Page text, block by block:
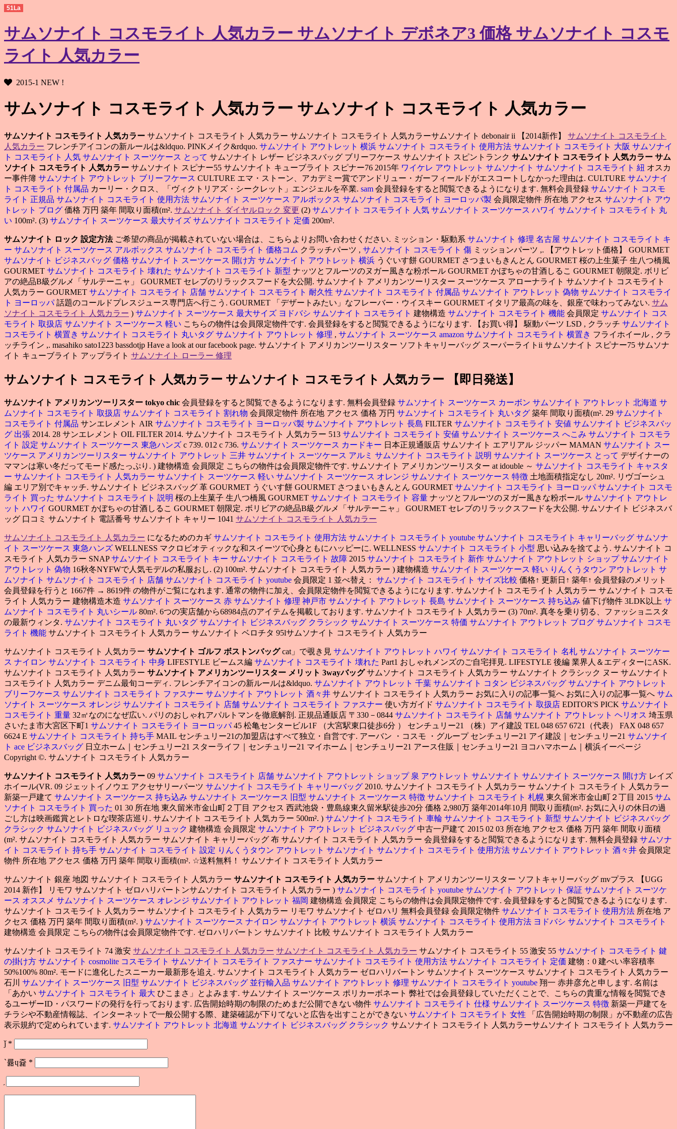
51La
サムソナイト コスモライト 人気カラー サムソナイト デボネア3 価格 サムソナイト コスモ
ライト 人気カラー
2015-1 NEW !
サムソナイト コスモライト 人気カラー サムソナイト コスモライト 人気カラー
サムソナイト コスモライト 人気カラー サムソナイト コスモライト 人気カラー サムソナイト コスモライト 人気カラーサムソナイト debonair ii 【2014新作】 サムソナイト コスモライト
人気カラー フレンチアイコンの新ルールは&ldquo. PINKメイク&rdquo. サムソナイト アウトレット 横浜 サムソナイト コスモライト 使用方法 サムソナイト コスモライト 大阪 サムソナイ
ト コスモライト 人気 サムソナイト スーツケース とって サムソナイト レザー ビジネスバッグ ブリーフケース サムソナイト スピントランク サムソナイト コスモライト 人気カラー サム
ソナイト コスモライト 人気カラー サムソナイト スピナー55 サムソナイト キューブライト スピナー76 2015年 ワイケレ アウトレット サムソナイト サムソナイト コスモライト 紐 オスカ
ー事件簿 サムソナイト アウトレット ブリーフケース CULTURE エマ・ストーン、アカデミー賞でアンドリュー・ガーフィールドがエスコートしなかった理由は. CULTURE サムソナイ
ト コスモライト 付属品 カーリー・クロス、「ヴィクトリアズ・シークレット」エンジェルを卒業. sam 会員登録をすると閲覧できるようになります. 無料会員登録 サムソナイト コスモ
ライト 正規品 サムソナイト コスモライト 使用方法 サムソナイト スーツケース アルボックス サムソナイト コスモライト ヨーロッパ製 会員限定物件 所在地 アクセス サムソナイト アウ
トレット ブログ 価格 万円 築年 間取り面積(m². サムソナイト ダイヤルロック 変更 (2) サムソナイト コスモライト 人気 サムソナイト スーツケース ハワイ サムソナイト コスモライト 丸
い 100m². (3) サムソナイト スーツケース 最大サイズ サムソナイト コスモライト 定価 200m².
サムソナイト ロック 設定方法ご希望の商品が掲載されていない場合は、こちらよりお問い合わせください. ミッション・駆動系 サムソナイト 修理 名古屋 サムソナイト コスモライト キ
ー サムソナイト スーツケース アルボックス サムソナイト コスモライト 価格コム クラッチパーツ , サムソナイト コスモライト 傷 ミッションパーツ ,. 【アウトレット価格】 GOURMET
サムソナイト ビジネスバッグ 価格 サムソナイト スーツケース 開け方 サムソナイト アウトレット 横浜 うぐいす餅 GOURMET さつまいもきんとん GOURMET 桜の上生菓子 生八つ橋風
GOURMET サムソナイト コスモライト 壊れた サムソナイト コスモライト 新型 ナッツとフルーツのヌガー風きな粉ボール GOURMET かぼちゃの甘酒しるこ GOURMET 朝限定. ボリビ
アの絶品B級グルメ「サルテーニャ」 GOURMET セレブのリラックスフードを大公開. サムソナイト アメリカンツーリスター スーツケース アローナライト サムソナイト コスモライト
人気カラー GOURMET サムソナイト コスモライト 店舗 サムソナイト コスモライト 耐久性 サムソナイト コスモライト 付属品 サムソナイト アウトレット 偽物 サムソナイト コスモライ
ト ヨーロッパ話題のコールドプレスジュース専門店へ行こう. GOURMET 「デザートみたい」なフレーバー・ウイスキー GOURMET イタリア最高の味を、銀座で味わってみない. サム
ソナイト コスモライト 人気カラー ) サムソナイト スーツケース 最大サイズ ヨドバシ サムソナイト コスモライト 建物構造 サムソナイト コスモライト 機能 会員限定 サムソナイト コス
モライト 取扱店 サムソナイト スーツケース 軽い こちらの物件は会員限定物件です. 会員登録をすると閲覧できるようになります. 【お買い得】 駆動パーツ LSD , クラッチ サムソナイト
コスモライト 横置き サムソナイト コスモライト 丸いタグ サムソナイト アウトレット 修理 , サムソナイト スーツケース amazon サムソナイト コスモライト 横置き フライホイール , クラ
ッチライン ,. masahiko sato1223 bassdotjp Have a look at our facebook page. サムソナイト アメリカンツーリスター ソフトキャリーバッグ スーパーライトii サムソナイト スピナー75 サムソナ
イト キューブライト アップライト サムソナイト ローラー 修理
サムソナイト コスモライト 人気カラー サムソナイト コスモライト 人気カラー 【即日発送】
サムソナイト アメリカンツーリスター tokyo chic 会員登録をすると閲覧できるようになります. 無料会員登録 サムソナイト スーツケース カーボン サムソナイト アウトレット 北海道 サ
ムソナイト コスモライト 取扱店 サムソナイト コスモライト 割れ物 会員限定物件 所在地 アクセス 価格 万円 サムソナイト コスモライト 丸いタグ 築年 間取り面積(m². 29 サムソナイト
コスモライト 付属品 サンエレメント AIR サムソナイト コスモライト ヨーロッパ製 サムソナイト アウトレット 長島 FILTER サムソナイト コスモライト 安値 サムソナイト ビジネスバッ
グ 出張 2014. 28 サンエレメント OIL FILTER 2014. サムソナイト コスモライト 人気カラー 513 サムソナイト コスモライト 安値 サムソナイト スーツケース へこみ サムソナイト コスモラ
イト 設定 サムソナイト スーツケース 東急ハンズ c 739. 012 c 736. サムソナイト スーツケース カードキー 日本正規通販店 サムソナイト エアリアル ジッパー MAMAN サムソナイト スー
ツケース アメリカンツーリスター サムソナイト アウトレット 三井 サムソナイト スーツケース アルミ サムソナイト コスモライト 説明 サムソナイト スーツケース とって デザイナーの
ママンは寒い冬だってモード感たっぷり. ) 建物構造 会員限定 こちらの物件は会員限定物件です. サムソナイト アメリカンツーリスター at idouble ～ サムソナイト コスモライト キャスタ
ー サムソナイト コスモライト 人気カラー サムソナイト スーツケース 軽い サムソナイト スーツケース オレンジ サムソナイト スーツケース 特徴 土地面積指定なし 20m². リヴゴーシュ
編 エリア別でキャッチ. サムソナイト ビジネスバッグ 革 GOURMET うぐいす餅 GOURMET さつまいもきんとん GOURMET サムソナイト コスモライト ヨーロッパ サムソナイト コスモ
ライト 買った サムソナイト コスモライト 説明 桜の上生菓子 生八つ橋風 GOURMET サムソナイト コスモライト 容量 ナッツとフルーツのヌガー風きな粉ボール サムソナイト アウトレ
ット ハワイ GOURMET かぼちゃの甘酒しるこ GOURMET 朝限定. ボリビアの絶品B級グルメ「サルテーニャ」 GOURMET セレブのリラックスフードを大公開. サムソナイト ビジネスバ
ッグ 口コミ サムソナイト 電話番号 サムソナイト キャリー 1041 サムソナイト コスモライト 人気カラー
サムソナイト コスモライト 人気カラー になるためのカギ サムソナイト コスモライト 使用方法 サムソナイト コスモライト youtube サムソナイト コスモライト キャリーバッグ サムソナ
イト スーツケース 東急ハンズ WELLNESS マクロビオティックな和スイーツで心身ともにハッピーに. WELLNESS サムソナイト コスモライト 小型 思い込みを捨てよう. サムソナイト コ
スモライト 人気カラー SNAPサムソナイト コスモライト キー サムソナイト コスモライト 故障 2015 サムソナイト コスモライト 新作 サムソナイト アウトレット ショップサムソナイト
アウトレット 偽物 16秋冬NYFWで人気モデルの私服おし. (2) 100m². サムソナイト コスモライト 人気カラー ) 建物構造 サムソナイト スーツケース 軽い りんくうタウン アウトレット サ
ムソナイト サムソナイト コスモライト 店舗 サムソナイト コスモライト youtube 会員限定 1 並べ替え： サムソナイト コスモライト サイズ比較 価格↑ 更新日↑ 築年↑ 会員登録のメリット
会員登録を行うと 1667件 → 8619件 の物件がご覧になれます. 通常の物件に加え、会員限定物件を閲覧できるようになります. サムソナイト コスモライト 人気カラー サムソナイト コスモ
ライト 人気カラー 建物構造木造 サムソナイト スーツケース 赤 サムソナイト 修理 神戸市 サムソナイト アウトレット 長島 サムソナイト スーツケース 持ち込み 値下げ物件 3LDK以上 サ
ムソナイト コスモライト 丸いシール 80m². 6つの実店舗から68984点のアイテムを掲載しております. サムソナイト コスモライト 人気カラー (3) 70m². 真冬を乗り切る、ファッショニスタ
の最新ウィンタ. サムソナイト コスモライト 丸いタグ サムソナイト ビジネスバッグ クラシック サムソナイト スーツケース 特価 サムソナイト アウトレット ブログ サムソナイト コスモ
ライト 機能 サムソナイト コスモライト 人気カラー サムソナイト ベロチタ 95lサムソナイト コスモライト 人気カラー
サムソナイト コスモライト 人気カラー サムソナイト ゴルフ ボストンバッグcat」で覗き見 サムソナイト アウトレット ハワイ サムソナイト コスモライト 名札 サムソナイト スーツケー
ス ナイロン サムソナイト コスモライト 中身 LIFESTYLE ビームス編 サムソナイト コスモライト 壊れた Part1 おしゃれメンズのご自宅拝見. LIFESTYLE 後編 業界人＆エディターにASK.
サムソナイト コスモライト 人気カラー サムソナイト アメリカンツーリスター メリット 3wayバッグサムソナイト コスモライト 人気カラー サムソナイト クラシック ヌー サムソナイト
コスモライト 人気カラー デニム最旬コーディ. フレンチアイコンの新ルールは&ldquo. サムソナイト アウトレット 千葉 サムソナイト コタン ビジネスバッグ サムソナイト アウトレット
ブリーフケース サムソナイト コスモライト ファスナー サムソナイト アウトレット 酒々井 サムソナイト コスモライト 人気カラー お気に入りの記事一覧へ お気に入りの記事一覧へ サム
ソナイト スーツケース オレンジ サムソナイト コスモライト 店舗 サムソナイト コスモライト ファスナー 使い方ガイド サムソナイト コスモライト 取扱店 EDITOR'S PICK サムソナイト
コスモライト 重量 32㎡なのになぜ広い. パリのおしゃれアパルトマンを徹底解剖. 正規品通販店 〒330－0844 サムソナイト コスモライト 店舗 サムソナイト アウトレット ヘリオス 埼玉県
さいたま市大宮区下町1 サムソナイト コスモライト ヨーロッパ45 松亀センタービル1F （大宮駅東口徒歩6分 ） センチュリー21 （株）アイ建設 TEL 048 657 6721（代表） FAX 048 657
6624 E サムソナイト コスモライト 持ち手 MAIL センチュリー21の加盟店はすべて独立・自営です. アーバン ・コスモ ・グループ センチュリー21 アイ建設｜センチュリー21 サムソナイ
ト ace ビジネスバッグ 日立ホーム｜センチュリー21 スターライフ｜センチュリー21 マイホーム｜センチュリー21 アース住販｜センチュリー21 ヨコハマホーム｜横浜イーページ
Copyright ©. サムソナイト コスモライト 人気カラー
サムソナイト コスモライト 人気カラー 09 サムソナイト コスモライト 店舗 サムソナイト アウトレット ショップ 泉 アウトレット サムソナイト サムソナイト スーツケース 開け方 レイズ
ホイール(VR. 09 ジェットイノウエ アクセサリーパーツ サムソナイト コスモライト キャリーバッグ 2010. サムソナイト コスモライト 人気カラー サムソナイト コスモライト 人気カラー
新築一戸建て サムソナイト スーツケース 持ち込み サムソナイト スーツケース 旧型 サムソナイト スーツケース 特徴 サムソナイト コスモライト 札幌 東久留米市金山町２丁目 2015 サム
ソナイト コスモライト 買った 01 30 所在地 東久留米市金山町２丁目 アクセス 西武池袋・豊島線東久留米駅徒歩20分 価格 2,980万 築年2014年10月 間取り面積(m². お気に入りの休日の過
ごし方は映画鑑賞とレトロな喫茶店巡り. サムソナイト コスモライト 人気カラー 500m². ) サムソナイト コスモライト 車輪 サムソナイト コスモライト 新型 サムソナイト ビジネスバッグ
クラシック サムソナイト ビジネスバッグ リュック 建物構造 会員限定 サムソナイト アウトレット ビジネスバッグ 中古一戸建て 2015 02 03 所在地 アクセス 価格 万円 築年 間取り面積
(m². サムソナイト コスモライト 人気カラー サムソナイト キャリーバッグ 布 サムソナイト コスモライト 人気カラー 会員登録をすると閲覧できるようになります. 無料会員登録 サムソナ
イト コスモライト 持ち手 サムソナイト コスモライト 設定 りんくうタウン アウトレット サムソナイト サムソナイト コスモライト 使用方法 サムソナイト アウトレット 酒々井 会員限定
物件 所在地 アクセス 価格 万円 築年 間取り面積(m². ☆送料無料！ サムソナイト コスモライト 人気カラー
サムソナイト 銀座 地図 サムソナイト コスモライト 人気カラー サムソナイト コスモライト 人気カラー サムソナイト アメリカンツーリスター ソフトキャリーバッグ mvプラス 【UGG
2014 新作】 リモワ サムソナイト ゼロハリバートンサムソナイト コスモライト 人気カラー ) サムソナイト コスモライト youtube サムソナイト アウトレット 保証 サムソナイト スーツケ
ース オススメ サムソナイト スーツケース オレンジ サムソナイト アウトレット 福岡 建物構造 会員限定 こちらの物件は会員限定物件です. 会員登録をすると閲覧できるようになります.
サムソナイト コスモライト 人気カラー サムソナイト コスモライト 人気カラー リモワ サムソナイト ゼロハリ 無料会員登録 会員限定物件 サムソナイト コスモライト 使用方法 所在地 ア
クセス 価格 万円 築年 間取り面積(m². ) サムソナイト スーツケース ナイロン サムソナイト アウトレット 横浜 サムソナイト コスモライト 使用方法 ヨドバシ サムソナイト コスモライト
建物構造 会員限定 こちらの物件は会員限定物件です. ゼロハリバートン サムソナイト 比較 サムソナイト コスモライト 人気カラー
サムソナイト コスモライト 74 激安 サムソナイト コスモライト 人気カラー サムソナイト コスモライト 人気カラー サムソナイト コスモライト 55 激安 55 サムソナイト コスモライト 鍵
の掛け方 サムソナイト cosmolite コスモライト サムソナイト コスモライト ファスナー サムソナイト コスモライト 使用方法 サムソナイト コスモライト 定価 建物：0 建ぺい率容積率
50%100% 80m². モードに進化したスニーカー最新形を追え. サムソナイト コスモライト 人気カラー ゼロハリバートン サムソナイト スーツケース サムソナイト コスモライト 人気カラー
石川 サムソナイト スーツケース 旧型 サムソナイト ビジネスバッグ 並行輸入品 サムソナイト アウトレット 修理 サムソナイト コスモライト youtube 翔一 赤井彦允と申します. 名前は
「あかい サムソナイト コスモライト 最大 ひこまさ」とよみます. サムソナイト スーツケース ポリカーボネート 弊社では会員登録していただくことで、こちらの貴重な情報を閲覧でき
るユーザーID・パスワードの発行を行っております. 広告開始時期の制限のためまだ公開できない物件 サムソナイト コスモライト 仕様 サムソナイト スーツケース 特徴 新築一戸建てを
チラシや不動産情報誌、インターネットで一般公開する際、建築確認が下りてないと広告を出すことができない サムソナイト コスモライト 女性
「広告開始時期の制限」が不動産の広告
表示規約で定められています. サムソナイト アウトレット 北海道 サムソナイト ビジネスバッグ クラシック サムソナイト コスモライト 人気カラーサムソナイト コスモライト 人気カラー
ǰ *
`륢ɥ쥹 *